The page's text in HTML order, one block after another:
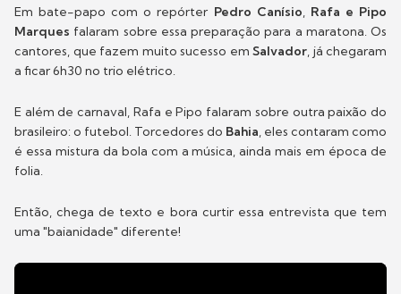
Em bate-papo com o repórter Pedro Canísio, Rafa e Pipo
Marques falaram sobre essa preparação para a maratona. Os
cantores, que fazem muito sucesso em Salvador, já chegaram
a ficar 6h30 no trio elétrico.
E além de carnaval, Rafa e Pipo falaram sobre outra paixão do
brasileiro: o futebol. Torcedores do Bahia, eles contaram como
é essa mistura da bola com a música, ainda mais em época de
folia.
Então, chega de texto e bora curtir essa entrevista que tem
uma "baianidade" diferente!